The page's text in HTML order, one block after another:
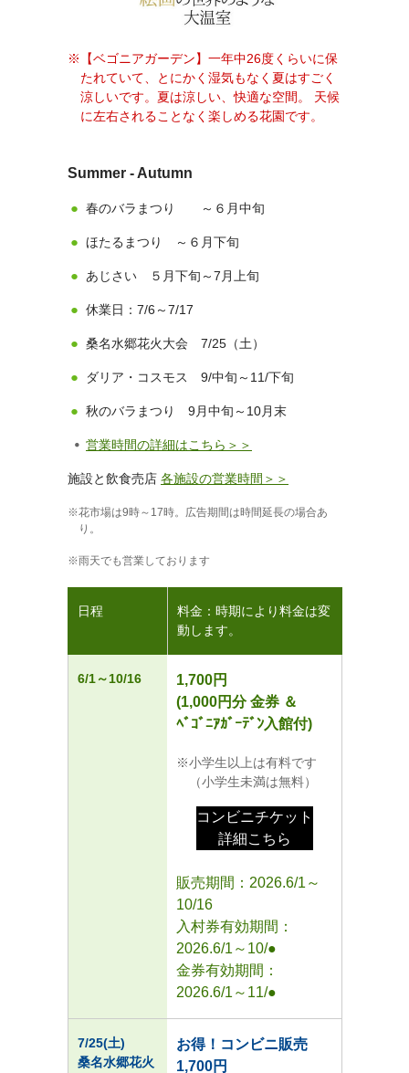
【ベゴニアガーデン】一年中26度くらいに保
たれていて、とにかく湿気もなく夏はすごく
涼しいです。夏は涼しい、快適な空間。 天候
に左右されることなく楽しめる花園です。
Summer - Autumn
春のバラまつり ～６月中旬
ほたるまつり ～６月下旬
あじさい ５月下旬～7月上旬
休業日：7/6～7/17
桑名水郷花火大会 7/25（土）
ダリア・コスモス 9/中旬～11/下旬
秋のバラまつり 9月中旬～10月末
営業時間の詳細はこちら＞＞
施設と飲食売店 各施設の営業時間＞＞
花市場は9時～17時。広告期間は時間延長の場合あ
り。
雨天でも営業しております
日程
料金：時期により料金は変
動します。
6/1～10/16
1,700円
(1,000円分 金券 ＆
ﾍﾞｺﾞﾆｱｶﾞｰﾃﾞﾝ入館付)
小学生以上は有料です
（小学生未満は無料）
コンビニチケット
詳細こちら
販売期間：2026.6/1～
10/16
入村券有効期間：
2026.6/1～10/●
金券有効期間：
2026.6/1～11/●
7/25(土)
桑名水郷花火
お得！コンビニ販売
1,700円